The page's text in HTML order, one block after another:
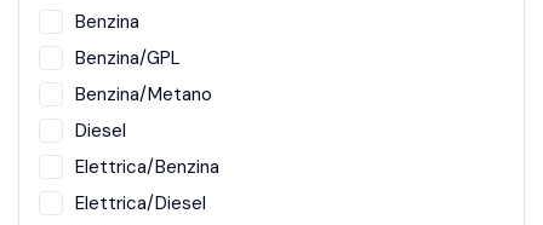
Benzina
Benzina/GPL
Benzina/Metano
Diesel
Elettrica/Benzina
Elettrica/Diesel